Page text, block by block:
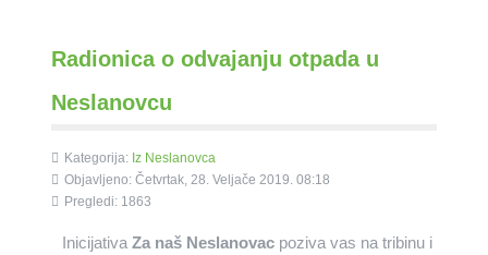
Radionica o odvajanju otpada u
Neslanovcu
Kategorija: Iz Neslanovca
Objavljeno: Četvrtak, 28. Veljače 2019. 08:18
Pregledi: 1863
Inicijativa Za naš Neslanovacpoziva vas na tribinu i